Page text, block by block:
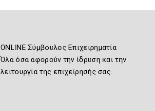
ONLINE Σύμβουλος Επιχειρηματία
Όλα όσα αφορούν την ίδρυση και την
λειτουργία της επιχείρησής σας.